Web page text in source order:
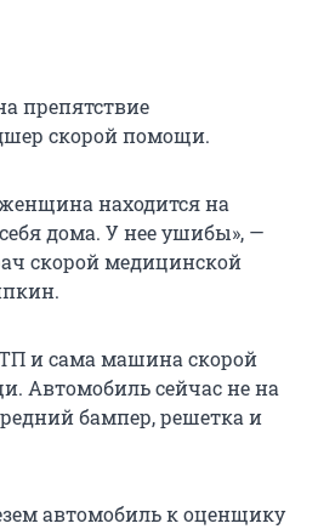
препятствие
скорой помощи.
находится на
дома. У нее ушибы», —
скорой медицинской
и сама машина скорой
Автомобиль сейчас не на
бампер, решетка и
автомобиль к оценщику